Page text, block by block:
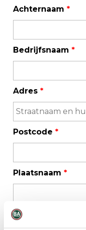
Achternaam *
Bedrijfsnaam *
Adres *
Postcode *
Plaatsnaam *
Telefoonnummer